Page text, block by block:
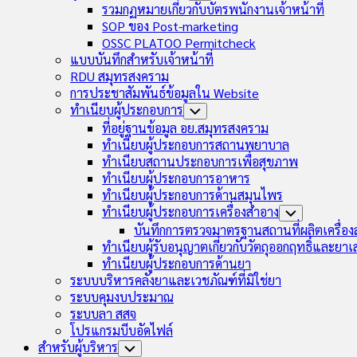
Child
Menu
รวมกฏหมายเกี่ยวกับบัตรพนักงานเจ้าหน้าที่
SOP ของ Post-marketing
OSSC PLATOO Permitcheck
แบบบันทึกสำหรับเจ้าหน้าที่
RDU สมุทรสงคราม
การประชาสัมพันธ์ข้อมูลใน Website
ทำเนียบผู้ประกอบการ Toggle
Child
Menu
ที่อยู่ฐานข้อมูล อย.สมุทรสงคราม
ทำเนียบผู้ประกอบการสถานพยาบาล
ทำเนียบสถานประกอบการเพื่อสุขภาพ
ทำเนียบผู้ประกอบการอาหาร
ทำเนียบผู้ประกอบการด้านสมุนไพร
ทำเนียบผู้ประกอบการเครื่องสำอาง Toggle
Child
Menu
บันทึกการตรวจมาตรฐานสถานที่ผลิตเครื่อง
ทำเนียบผู้รับอนุญาตเกี่ยวกับวัตถุออกฤทธิ์และยา
ทำเนียบผู้ประกอบการด้านยา
ระบบบริหารคลังยาและเวชภัณฑ์ที่มิใช่ยา
ระบบคุมงบประมาณ
ระบบลา สสจ
โปรแกรมบีบอัดไฟล์
สำหรับผู้บริหาร Toggle